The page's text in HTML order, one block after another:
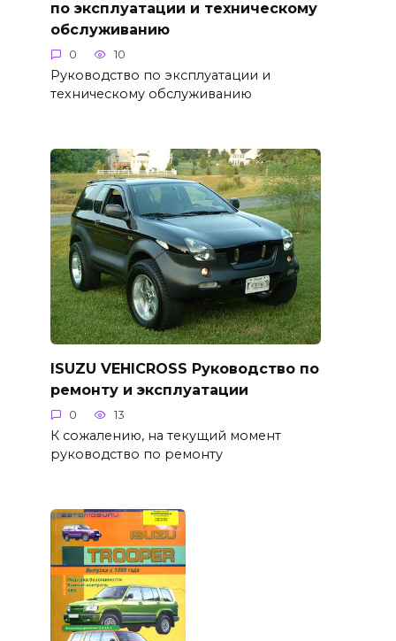
по эксплуатации и техническому
обслуживанию
0 10
Руководство по эксплуатации и
техническому обслуживанию
ISUZU VEHICROSS Руководство по
ремонту и эксплуатации
0 13
К сожалению, на текущий момент
руководство по ремонту